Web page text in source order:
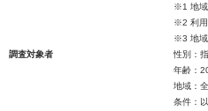
※1 地域
※2 利用
※3 地域
調査対象者
性別：指
年齢：
地域：
条件：